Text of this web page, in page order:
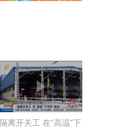
隔离开关工 在“高温”下